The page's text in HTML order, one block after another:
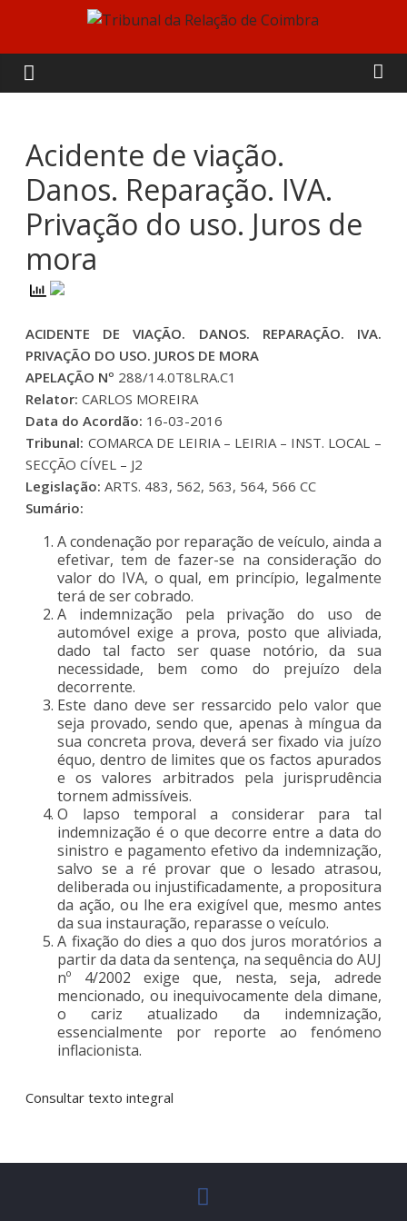
content
Tribunal
da
Relação
de
Coimbra
Acidente de viação.
Danos. Reparação. IVA.
Privação do uso. Juros de
mora
ACIDENTE DE VIAÇÃO. DANOS. REPARAÇÃO. IVA.
PRIVAÇÃO DO USO. JUROS DE MORA
APELAÇÃO Nº 288/14.0T8LRA.C1
Relator:CARLOS MOREIRA
Data do Acordão: 16-03-2016
Tribunal: COMARCA DE LEIRIA – LEIRIA – INST. LOCAL –
SECÇÃO CÍVEL – J2
Legislação: ARTS. 483, 562, 563, 564, 566 CC
Sumário:
A condenação por reparação de veículo, ainda a
efetivar, tem de fazer-se na consideração do
valor do IVA, o qual, em princípio, legalmente
terá de ser cobrado.
A indemnização pela privação do uso de
automóvel exige a prova, posto que aliviada,
dado tal facto ser quase notório, da sua
necessidade, bem como do prejuízo dela
decorrente.
Este dano deve ser ressarcido pelo valor que
seja provado, sendo que, apenas à míngua da
sua concreta prova, deverá ser fixado via juízo
équo, dentro de limites que os factos apurados
e os valores arbitrados pela jurisprudência
tornem admissíveis.
O lapso temporal a considerar para tal
indemnização é o que decorre entre a data do
sinistro e pagamento efetivo da indemnização,
salvo se a ré provar que o lesado atrasou,
deliberada ou injustificadamente, a propositura
da ação, ou lhe era exigível que, mesmo antes
da sua instauração, reparasse o veículo.
A fixação do dies a quo dos juros moratórios a
partir da data da sentença, na sequência do AUJ
nº 4/2002 exige que, nesta, seja, adrede
mencionado, ou inequivocamente dela dimane,
o cariz atualizado da indemnização,
essencialmente por reporte ao fenómeno
inflacionista.
Consultar texto integral